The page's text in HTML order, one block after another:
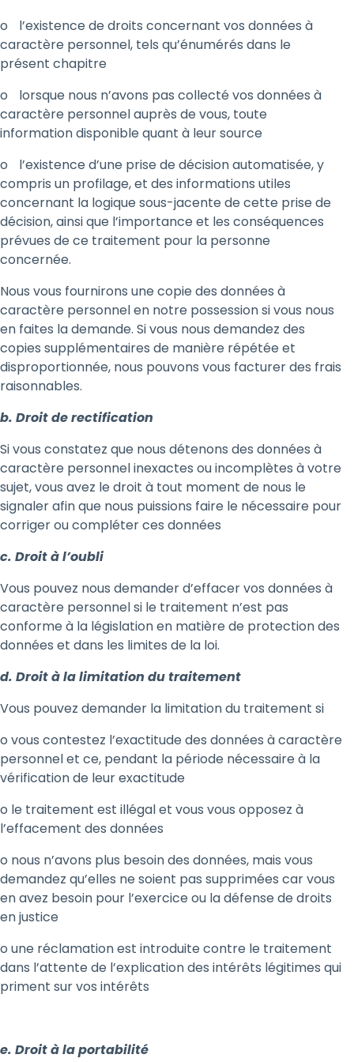
o
​l’existence de droits concernant vos données à
caractère personnel, tels qu’énumérés dans le
présent chapitre
o
​lorsque nous n’avons pas collecté vos données à
caractère personnel auprès de vous, toute
information disponible quant à leur source
o
​l’existence d’une prise de décision automatisée, y
compris un profilage, et des informations utiles
concernant la logique sous-jacente de cette prise de
décision, ainsi que l’importance et les conséquences
prévues de ce traitement pour la personne
concernée.
Nous vous fournirons une copie des données à
caractère personnel en notre possession si vous nous
en faites la demande. Si vous nous demandez des
copies supplémentaires de manière répétée et
disproportionnée, nous pouvons vous facturer des frais
raisonnables.
b. Droit de rectification
Si vous constatez que nous détenons des données à
caractère personnel inexactes ou incomplètes à votre
sujet, vous avez le droit à tout moment de nous le
signaler afin que nous puissions faire le nécessaire pour
corriger ou compléter ces données
c. Droit à l’oubli
Vous pouvez nous demander d’effacer vos données à
caractère personnel si le traitement n’est pas
conforme à la législation en matière de protection des
données et dans les limites de la loi.
d. Droit à la limitation du traitement
Vous pouvez demander la limitation du traitement si
o vous contestez l’exactitude des données à caractère
personnel et ce, pendant la période nécessaire à la
vérification de leur exactitude
o le traitement est illégal et vous vous opposez à
l’effacement des données
o nous n’avons plus besoin des données, mais vous
demandez qu’elles ne soient pas supprimées car vous
en avez besoin pour l’exercice ou la défense de droits
en justice
o une réclamation est introduite contre le traitement
dans l’attente de l’explication des intérêts légitimes qui
priment sur vos intérêts
e. Droit à la portabilité